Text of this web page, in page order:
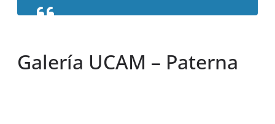
Galería UCAM – Paterna